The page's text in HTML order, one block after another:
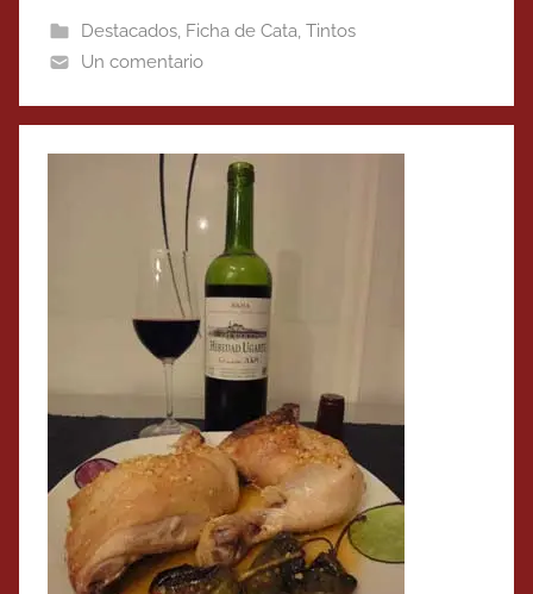
Destacados, Ficha de Cata, Tintos
Un comentario